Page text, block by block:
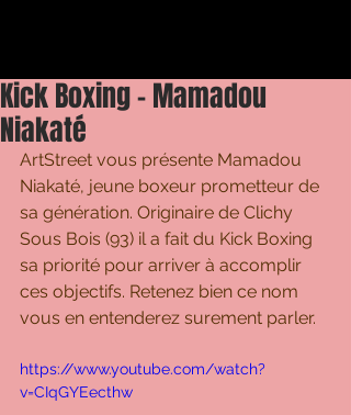
Kick Boxing - Mamadou
Niakaté
ArtStreet vous présente Mamadou
Niakaté, jeune boxeur prometteur de
sa génération. Originaire de Clichy
Sous Bois (93) il a fait du Kick Boxing
sa priorité pour arriver à accomplir
ces objectifs. Retenez bien ce nom
vous en entenderez surement parler.
https://www.youtube.com/watch?
v=CIqGYEecthw